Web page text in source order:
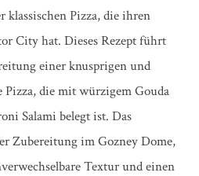
klassischen Pizza, die ihren
City hat. Dieses Rezept führt
einer knusprigen und
die mit würzigem Gouda
Salami belegt ist. Das
Zubereitung im Gozney Dome,
Textur und einen